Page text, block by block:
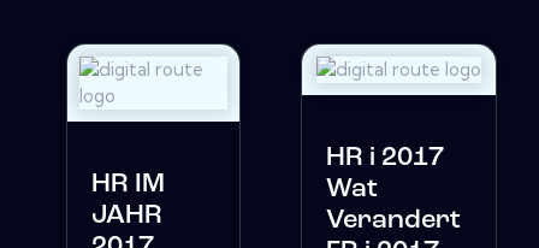
HR IM
JAHR
HR i 2017
Wat
Verandert